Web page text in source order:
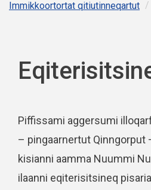
Immikkoortortat qitiutinneqartut /
Piffissami aggersumi
– pingaarnertut Qinngorput
kisianni aamma Nuummi
ilaanni eqiterisitsineq